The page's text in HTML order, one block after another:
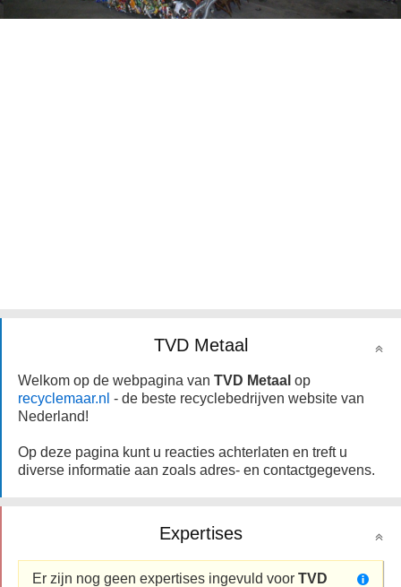
TVD Metaal
Welkom op de webpagina van TVD Metaal op
recyclemaar.nl - de beste recyclebedrijven website van
Nederland!
Op deze pagina kunt u reacties achterlaten en treft u
diverse informatie aan zoals adres- en contactgegevens.
Expertises
Er zijn nog geen expertises ingevuld voor TVD